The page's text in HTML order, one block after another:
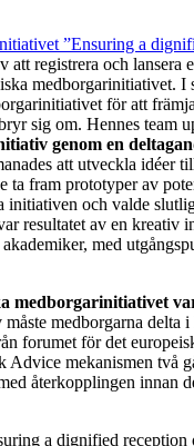
”Ensuring a
att registrera och lansera
medborgarinitiativet. I
för att
sig om. Hennes team
genom en
att utveckla idéer
ta fram prototyper av
initiativen och valde
resultatet av en kreativ
med
medborgarinitiativet
medborgarna delta
forumet för det
Advice mekanismen två
återkopplingen innan